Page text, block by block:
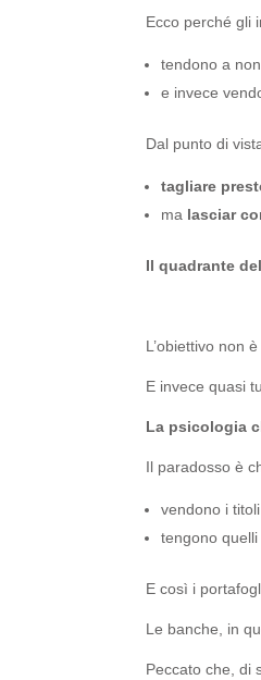
Ecco perché gli
tendono a
e invece
Dal punto di
tagliare
ma lasciar
Il quadrante
L’obiettivo non
E invece quasi
La psicologia
Il paradosso è
vendono i
tengono quelli
E così i
Le banche, in
Peccato che, di